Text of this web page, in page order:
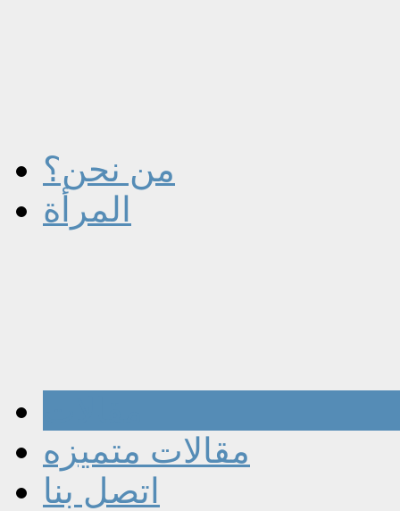
من نحن؟
المرأة
مقالات متميزه
اتصل بنا